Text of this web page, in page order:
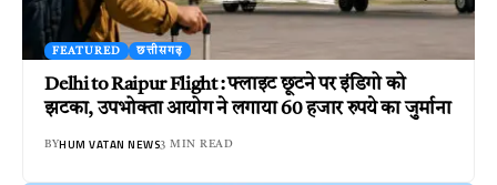
FEATURED छत्तीसगढ़
Delhi to Raipur Flight : फ्लाइट छूटने पर इंडिगो को
झटका, उपभोक्ता आयोग ने लगाया 60 हजार रुपये का जुर्माना
BYHUM VATAN NEWS3 MIN READ